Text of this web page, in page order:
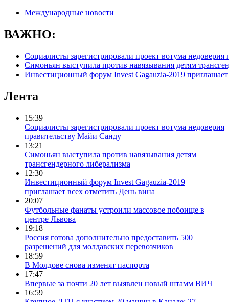
Международные новости
ВАЖНО:
Социалисты зарегистрировали проект вотума
Симоньян выступила против навязывания детям
Инвестиционный форум Invest Gagauzia-2019
Лента
15:39
Социалисты зарегистрировали проект вотума недоверия
правительству Майи Санду
13:21
Симоньян выступила против навязывания детям
трансгендерного либерализма
12:30
Инвестиционный форум Invest Gagauzia-2019
приглашает всех отметить День вина
20:07
Футбольные фанаты устроили массовое побоище в
центре Львова
19:18
Россия готова дополнительно предоставить 500
разрешений для молдавских перевозчиков
18:59
В Молдове снова изменят паспорта
17:47
Впервые за почти 20 лет выявлен новый штамм ВИЧ
16:59